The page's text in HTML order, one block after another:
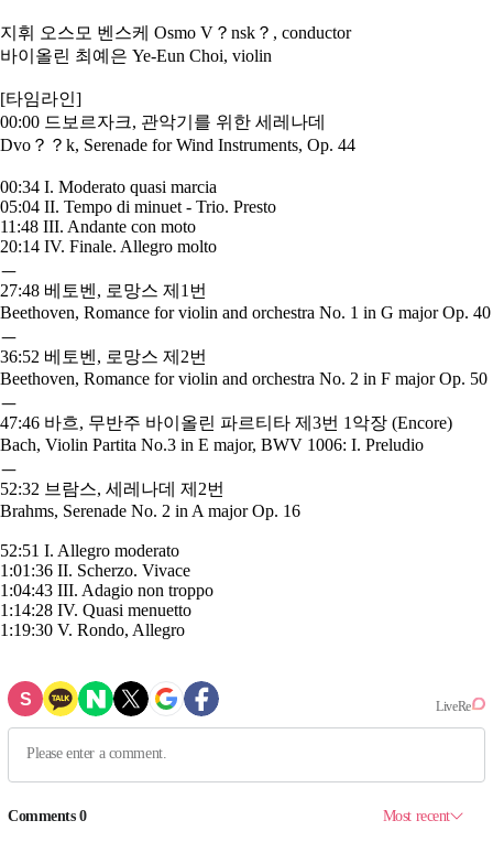
지휘 오스모 벤스케 Osmo V？nsk？, conductor
바이올린 최예은 Ye-Eun Choi, violin
[타임라인]
00:00 드보르자크, 관악기를 위한 세레나데
Dvo？？k, Serenade for Wind Instruments, Op. 44
00:34 I. Moderato quasi marcia
05:04 II. Tempo di minuet - Trio. Presto
11:48 III. Andante con moto
20:14 IV. Finale. Allegro molto
ㅡ
27:48 베토벤, 로망스 제1번
Beethoven, Romance for violin and orchestra No. 1 in G major Op. 40
ㅡ
36:52 베토벤, 로망스 제2번
Beethoven, Romance for violin and orchestra No. 2 in F major Op. 50
ㅡ
47:46 바흐, 무반주 바이올린 파르티타 제3번 1악장 (Encore)
Bach, Violin Partita No.3 in E major, BWV 1006: I. Preludio
ㅡ
52:32 브람스, 세레나데 제2번
Brahms, Serenade No. 2 in A major Op. 16
52:51 I. Allegro moderato
1:01:36 II. Scherzo. Vivace
1:04:43 III. Adagio non troppo
1:14:28 IV. Quasi menuetto
1:19:30 V. Rondo, Allegro